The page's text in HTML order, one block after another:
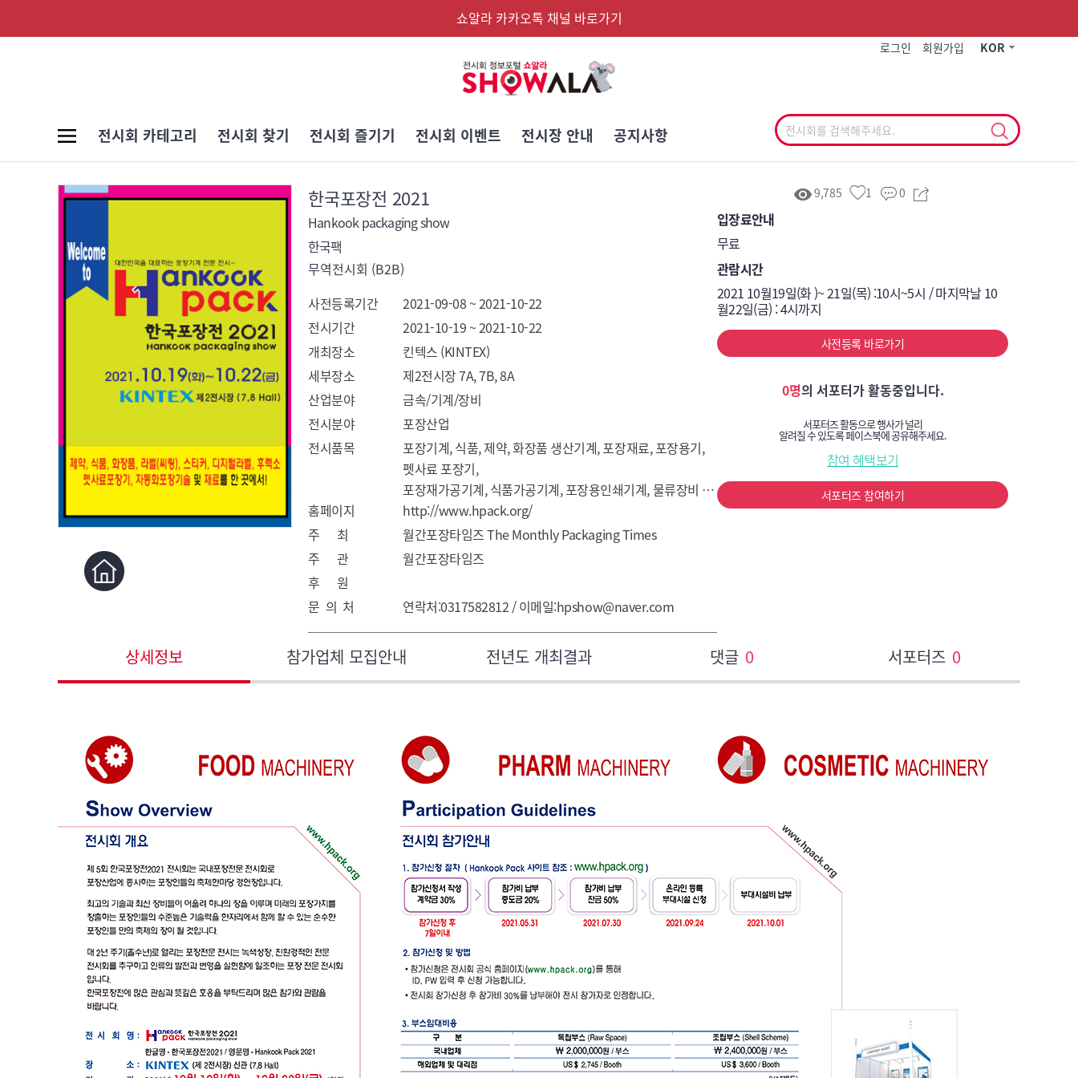
쇼알라 카카오톡 채널 바로가기
로그인 회원가입 KOR
전시회 카테고리 전시회 찾기 전시회 즐기기 전시회 이벤트 전시장 안내 공지사항
한국포장전 2021
Hankook packaging show
한국팩
무역전시회 (B2B)
사전등록기간
2021-09-08 ~ 2021-10-22
전시기간
2021-10-19 ~ 2021-10-22
개최장소
킨텍스 (KINTEX)
세부장소
제2전시장 7A, 7B, 8A
산업분야
금속/기계/장비
전시분야
포장산업
전시품목
포장기계, 식품, 제약, 화장품 생산기계, 포장재료, 포장용기,
펫사료 포장기,
포장재가공기계, 식품가공기계, 포장용인쇄기계, 물류장비 및
물류시스템, 포장디자인,
포장관련특허제품, 포장관련 기술 서적 및 관련기술
홈페이지
http://www.hpack.org/
주 최
월간포장타임즈 The Monthly Packaging Times
주 관
월간포장타임즈
후 원
문 의 처
연락처:0317582812 / 이메일:hpshow@naver.com
9,785 1 0
입장료안내
무료
관람시간
2021 10월19일(화 )~ 21일(목) :10시~5시 / 마지막날 10
월22일(금) : 4시까지
사전등록 바로가기
0명의 서포터가 활동중입니다.
서포터즈 활동으로 행사가 널리
알려질 수 있도록 페이스북에 공유해주세요.
참여 혜택보기
서포터즈 참여하기
상세정보 참가업체 모집안내 전년도 개최결과 댓글 0 서포터즈 0